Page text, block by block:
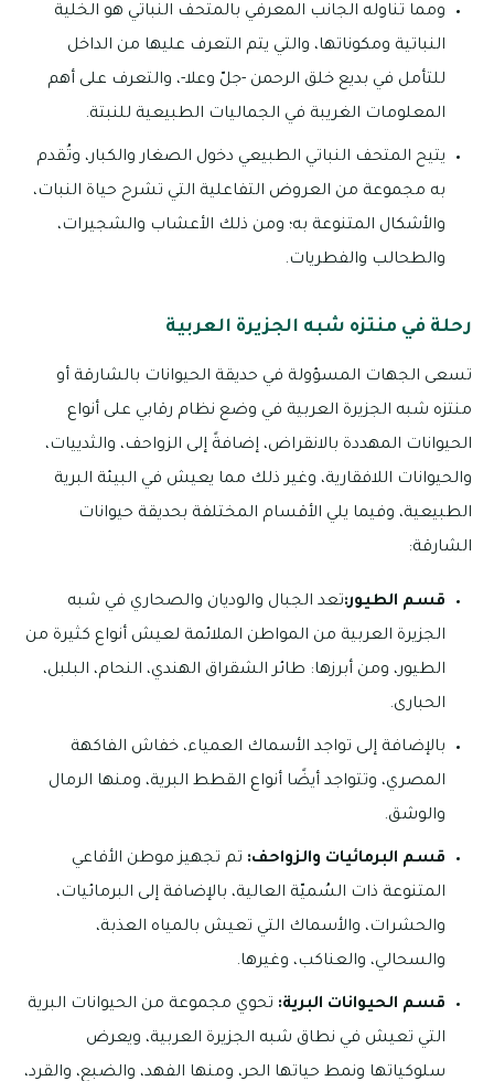
ومما تناوله الجانب المعرفي بالمتحف النباتي هو الخلية
النباتية ومكوناتها، والتي يتم التعرف عليها من الداخل
للتأمل في بديع خلق الرحمن -جلّ وعلا-، والتعرف على أهم
المعلومات الغريبة في الجماليات الطبيعية للنبتة.
يتيح المتحف النباتي الطبيعي دخول الصغار والكبار، وتُقدم
به مجموعة من العروض التفاعلية التي تشرح حياة النبات،
والأشكال المتنوعة به؛ ومن ذلك الأعشاب والشجيرات،
والطحالب والفطريات.
رحلة في منتزه شبه الجزيرة العربية
تسعى الجهات المسؤولة في حديقة الحيوانات بالشارقة أو
منتزه شبه الجزيرة العربية في وضع نظام رقابي على أنواع
الحيوانات المهددة بالانقراض، إضافةً إلى الزواحف، والثدييات،
والحيوانات اللافقارية، وغير ذلك مما يعيش في البيئة البرية
الطبيعية، وفيما يلي الأقسام المختلفة بحديقة حيوانات
الشارقة:
قسم الطيور:تعد الجبال والوديان والصحاري في شبه
الجزيرة العربية من المواطن الملائمة لعيش أنواع كثيرة من
الطيور، ومن أبرزها: طائر الشقراق الهندي، النحام، البلبل،
الحبارى.
بالإضافة إلى تواجد الأسماك العمياء، خفاش الفاكهة
المصري، وتتواجد أيضًا أنواع القطط البرية، ومنها الرمال
والوشق.
قسم البرمائيات والزواحف: تم تجهيز موطن الأفاعي
المتنوعة ذات السُميّة العالية، بالإضافة إلى البرمائيات،
والحشرات، والأسماك التي تعيش بالمياه العذبة،
والسحالي، والعناكب، وغيرها.
قسم الحيوانات البرية: تحوي مجموعة من الحيوانات البرية
التي تعيش في نطاق شبه الجزيرة العربية، ويعرض
سلوكياتها ونمط حياتها الحر، ومنها الفهد، والضبع، والقرد،